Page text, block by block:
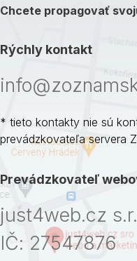
Chcete propagovať
Rýchly kontakt
* tieto kontakty nie sú
prevádzkovateľa servera
Prevádzkovateľ
just4web.cz
IČ: 27547876